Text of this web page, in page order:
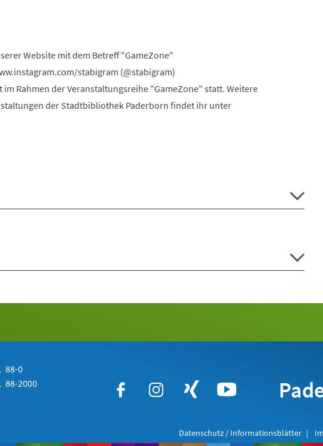
Website mit dem Betreff "GameZone"
stabigram (@stabigram)
Rahmen der Veranstaltungsreihe "GameZone" statt. Weitere
der Stadtbibliothek Paderborn findet ihr unter
88-0
88-2000
Datenschutz / Informationsblätter